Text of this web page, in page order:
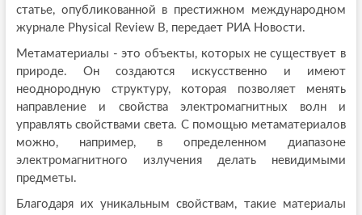
статье, опубликованной в престижном международном
журнале Physical Review B, передает РИА Новости.
Метаматериалы - это объекты, которых не существует в
природе. Он создаются искусственно и имеют
неоднородную структуру, которая позволяет менять
направление и свойства электромагнитных волн и
управлять свойствами света. С помощью метаматериалов
можно, например, в определенном диапазоне
электромагнитного излучения делать невидимыми
предметы.
Благодаря их уникальным свойствам, такие материалы